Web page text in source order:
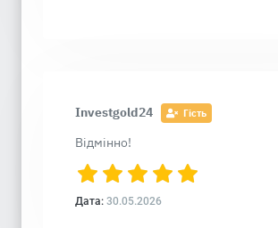
Investgold24 Гість
Відмінно!
Дата: 30.05.2026